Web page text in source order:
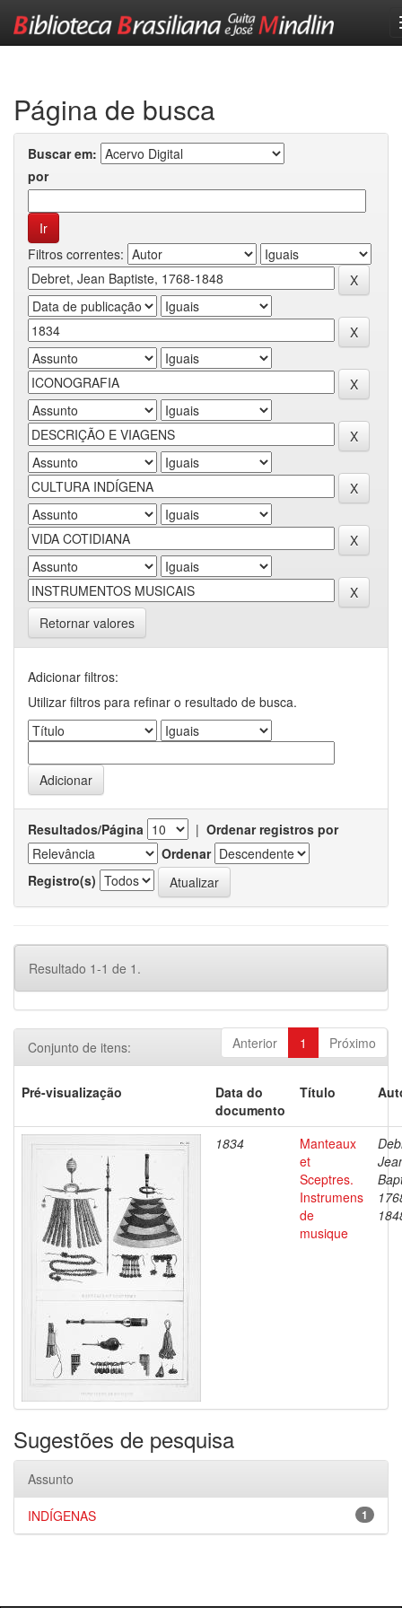
Página de busca
Buscar em:
por
Filtros correntes:
Retornar valores
Adicionar filtros:
Utilizar filtros para refinar o resultado de busca.
Resultados/Página | Ordenar registros por
Ordenar
Registro(s)
Resultado 1-1 de 1.
Anterior 1 Próximo
Conjunto de itens:
Pré-visualização
Data do
documento
Título
1834
Manteaux
et
Sceptres.
Instrumens
de
musique
Sugestões de pesquisa
Assunto
1
INDÍGENAS